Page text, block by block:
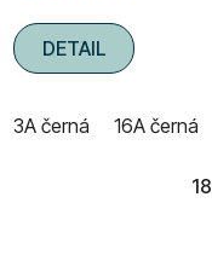
DETAIL
3A černá 16A černá
18